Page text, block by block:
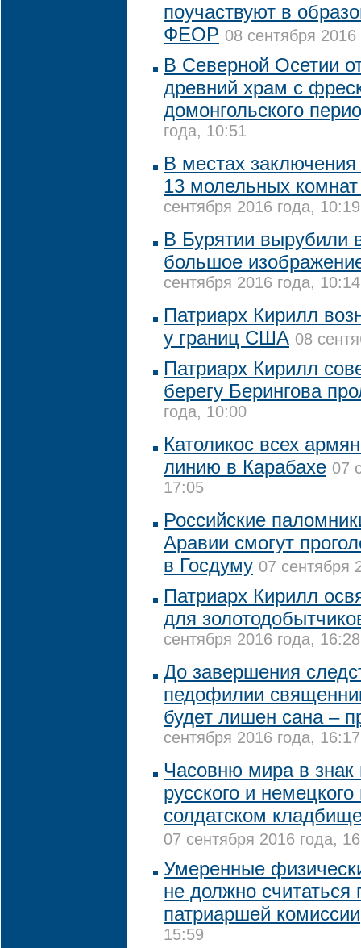
поучаствуют в
ФЕОР 08 сентября
В Северной Осетии
древний храм с
домонгольского
года, 10:51
В местах заключения
13 молельных
сентября 2016 года, 10:19
В Бурятии вырубили
большое
сентября 2016 года, 10:14
Патриарх Кирилл
у границ США 08
Патриарх Кирилл
берегу Берингова
года, 10:00
Католикос всех
линию в Карабахе 07
17:05
Российские
Аравии смогут
в Госдуму 07 сентября
Патриарх Кирилл
для
сентября 2016 года, 16:28
До завершения
педофилии
будет лишен сана –
сентября 2016 года, 16:17
Часовню мира в знак
русского и
солдатском
07 сентября 2016 года,
Умеренные
не должно
патриаршей комиссии
15:59